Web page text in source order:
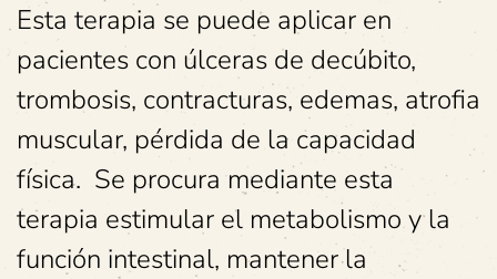
Esta terapia se puede aplicar en
pacientes con úlceras de decúbito,
trombosis, contracturas, edemas, atrofia
muscular, pérdida de la capacidad
física. Se procura mediante esta
terapia estimular el metabolismo y la
función intestinal, mantener la